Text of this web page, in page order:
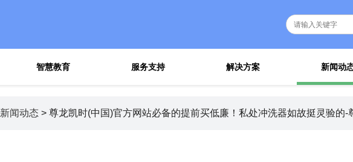
智慧教育 服务支持 解决方案 新闻动
新闻动态 > 尊龙凯时(中国)官方网站必备的提前买低廉！私处冲洗器如故挺灵验的